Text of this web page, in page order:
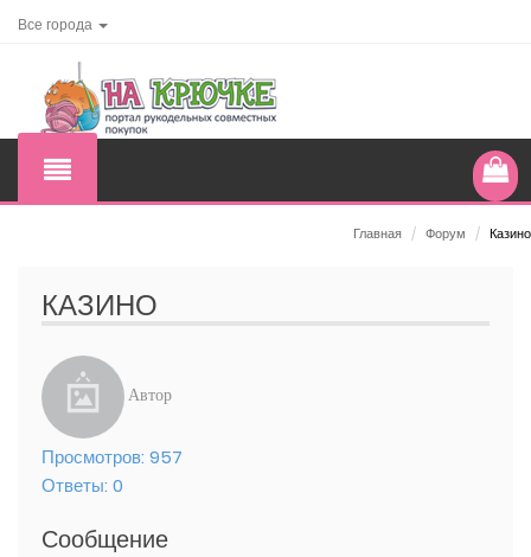
Все города
Главная / Форум / Казино
КАЗИНО
Автор
Просмотров: 957
Ответы: 0
Сообщение